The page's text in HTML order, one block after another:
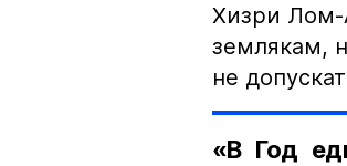
Хизри Лом-
землякам,
не
«В Год